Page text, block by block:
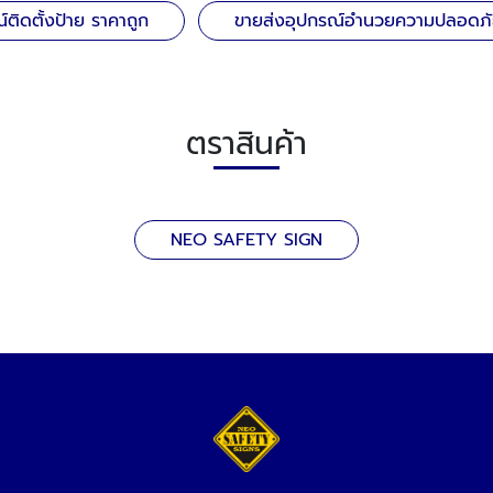
ดตั้งป้าย ราคาถูก
ขายส่งอุปกรณ์อำนวยความปลอดภั
ตราสินค้า
NEO SAFETY SIGN